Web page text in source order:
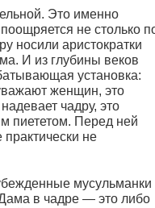
Это именно
не столько
носили аристократки
И из глубины веков
установка:
женщин, это
чадру, это
пиететом. Перед ней
не
мусульманки
Дама в чадре — это либо